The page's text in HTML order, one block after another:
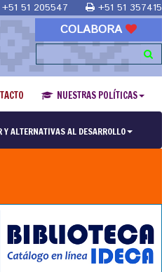
+51 51 205547 +51 51 357415
COLABORA
NUESTRAS POLÍTICAS
ALTERNATIVAS AL DESARROLLO